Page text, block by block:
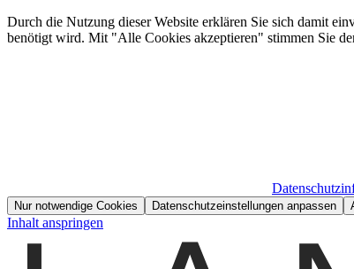
Durch die Nutzung dieser Website erklären Sie sich damit
benötigt wird. Mit "Alle Cookies akzeptieren" stimmen Sie
Nur notwendige Cookies Datenschutzeinstellungen anpassen
Inhalt anspringen